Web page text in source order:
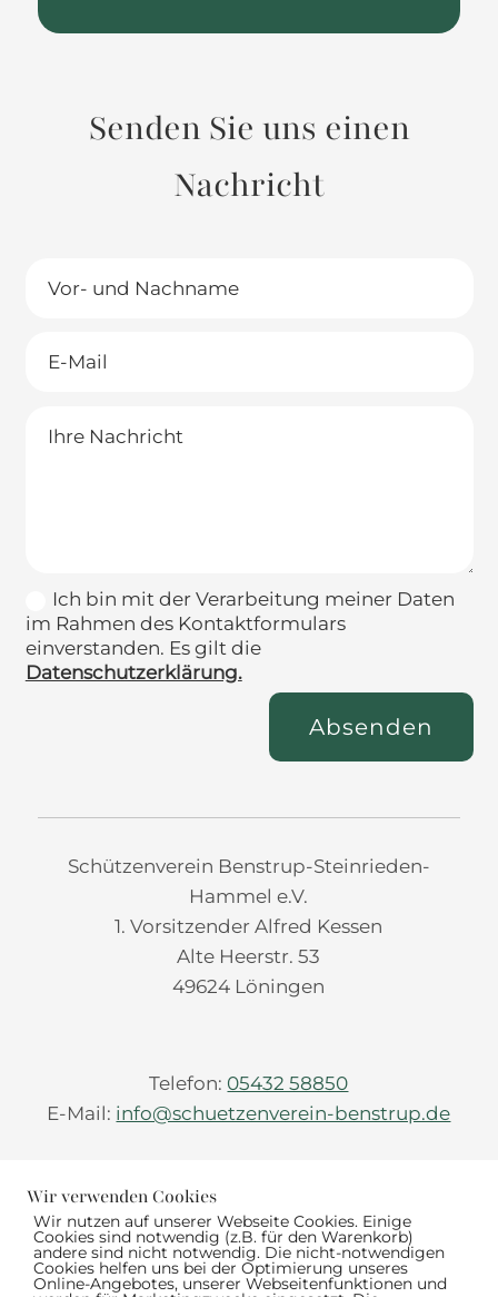
Senden Sie uns einen
Nachricht
und
Mail
Nachricht
Ich bin mit der Verarbeitung meiner Daten
im Rahmen des Kontaktformulars
einverstanden. Es gilt die
Datenschutzerklärung.
Absenden
Schützenverein Benstrup-Steinrieden-
Hammel e.V.
1. Vorsitzender Alfred Kessen
Alte Heerstr. 53
49624 Löningen
Telefon: 05432 58850
E-Mail: info@schuetzenverein-benstrup.de
 
Wir verwenden Cookies
Wir nutzen auf unserer Webseite Cookies. Einige
Cookies sind notwendig (z.B. für den Warenkorb)
andere sind nicht notwendig. Die nicht-notwendigen
Cookies helfen uns bei der Optimierung unseres
Online-Angebotes, unserer Webseitenfunktionen und